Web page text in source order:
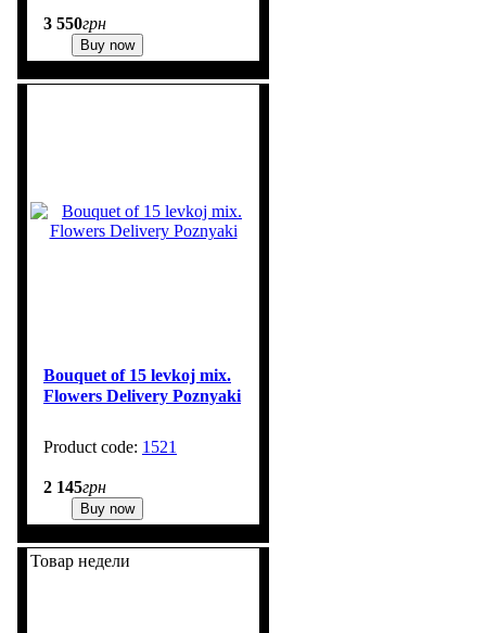
3 550грн
Buy now
Bouquet of 15 levkoj mix.
Flowers Delivery Poznyaki
1521
2 145грн
Buy now
Товар недели